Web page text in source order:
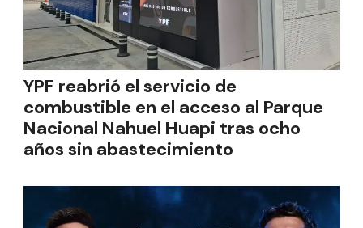
YPF reabrió el servicio de
combustible en el acceso al Parque
Nacional Nahuel Huapi tras ocho
años sin abastecimiento